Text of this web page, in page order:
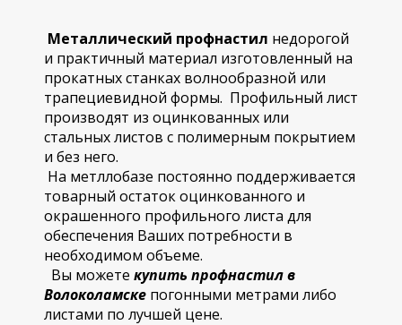
Металлический профнастил недорогой
и практичный материал изготовленный на
прокатных станках волнообразной или
трапециевидной формы. Профильный лист
производят из оцинкованных или
стальных листов с полимерным покрытием
и без него.
На метллобазе постоянно поддерживается
товарный остаток оцинкованного и
окрашенного профильного листа для
обеспечения Ваших потребности в
необходимом объеме.
Вы можете купить профнастил в
Волоколамске погонными метрами либо
листами по лучшей цене.